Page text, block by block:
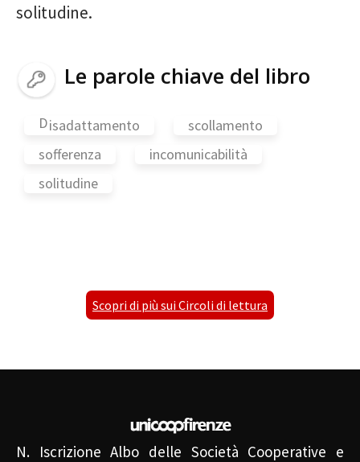
solitudine.
Le parole chiave del libro
Disadattamento
scollamento
sofferenza
incomunicabilità
solitudine
Scopri di più sui Circoli di lettura
N. Iscrizione Albo delle Società Cooperative e